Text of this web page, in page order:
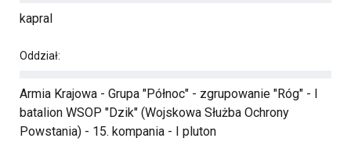
kapral
Oddział:
Armia Krajowa - Grupa "Północ" - zgrupowanie "Róg" - I
batalion WSOP "Dzik" (Wojskowa Służba Ochrony
Powstania) - 15. kompania - I pluton